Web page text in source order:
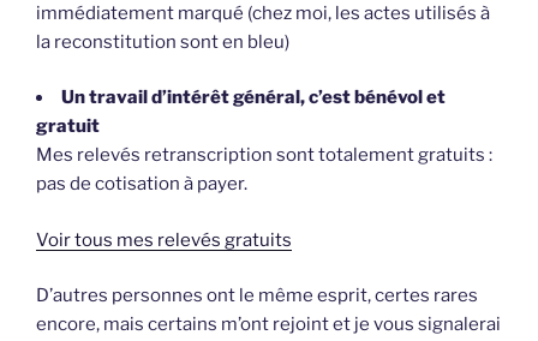
immédiatement marqué (chez moi, les actes utilisés à
la reconstitution sont en bleu)
Un travail d’intérêt général, c’est bénévol et
gratuit
Mes relevés retranscription sont totalement gratuits :
pas de cotisation à payer.
Voir tous mes relevés gratuits
D’autres personnes ont le même esprit, certes rares
encore, mais certains m’ont rejoint et je vous signalerai